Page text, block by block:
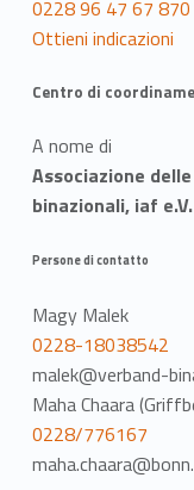
0228 96 47 67 870
Ottieni indicazioni
Centro di
A nome di
Associazione
binazionali, iaf e.V.
Persone di contatto
Magy Malek
0228-18038542
malek@verband-
Maha Chaara
0228/776167